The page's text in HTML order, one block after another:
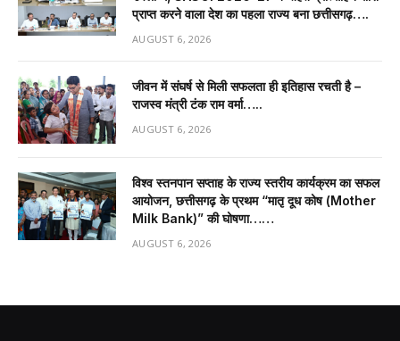
प्राप्त करने वाला देश का पहला राज्य बना छत्तीसगढ़….
AUGUST 6, 2026
जीवन में संघर्ष से मिली सफलता ही इतिहास रचती है –
राजस्व मंत्री टंक राम वर्मा…..
AUGUST 6, 2026
विश्व स्तनपान सप्ताह के राज्य स्तरीय कार्यक्रम का सफल
आयोजन, छत्तीसगढ़ के प्रथम “मातृ दूध कोष (Mother
Milk Bank)” की घोषणा……
AUGUST 6, 2026